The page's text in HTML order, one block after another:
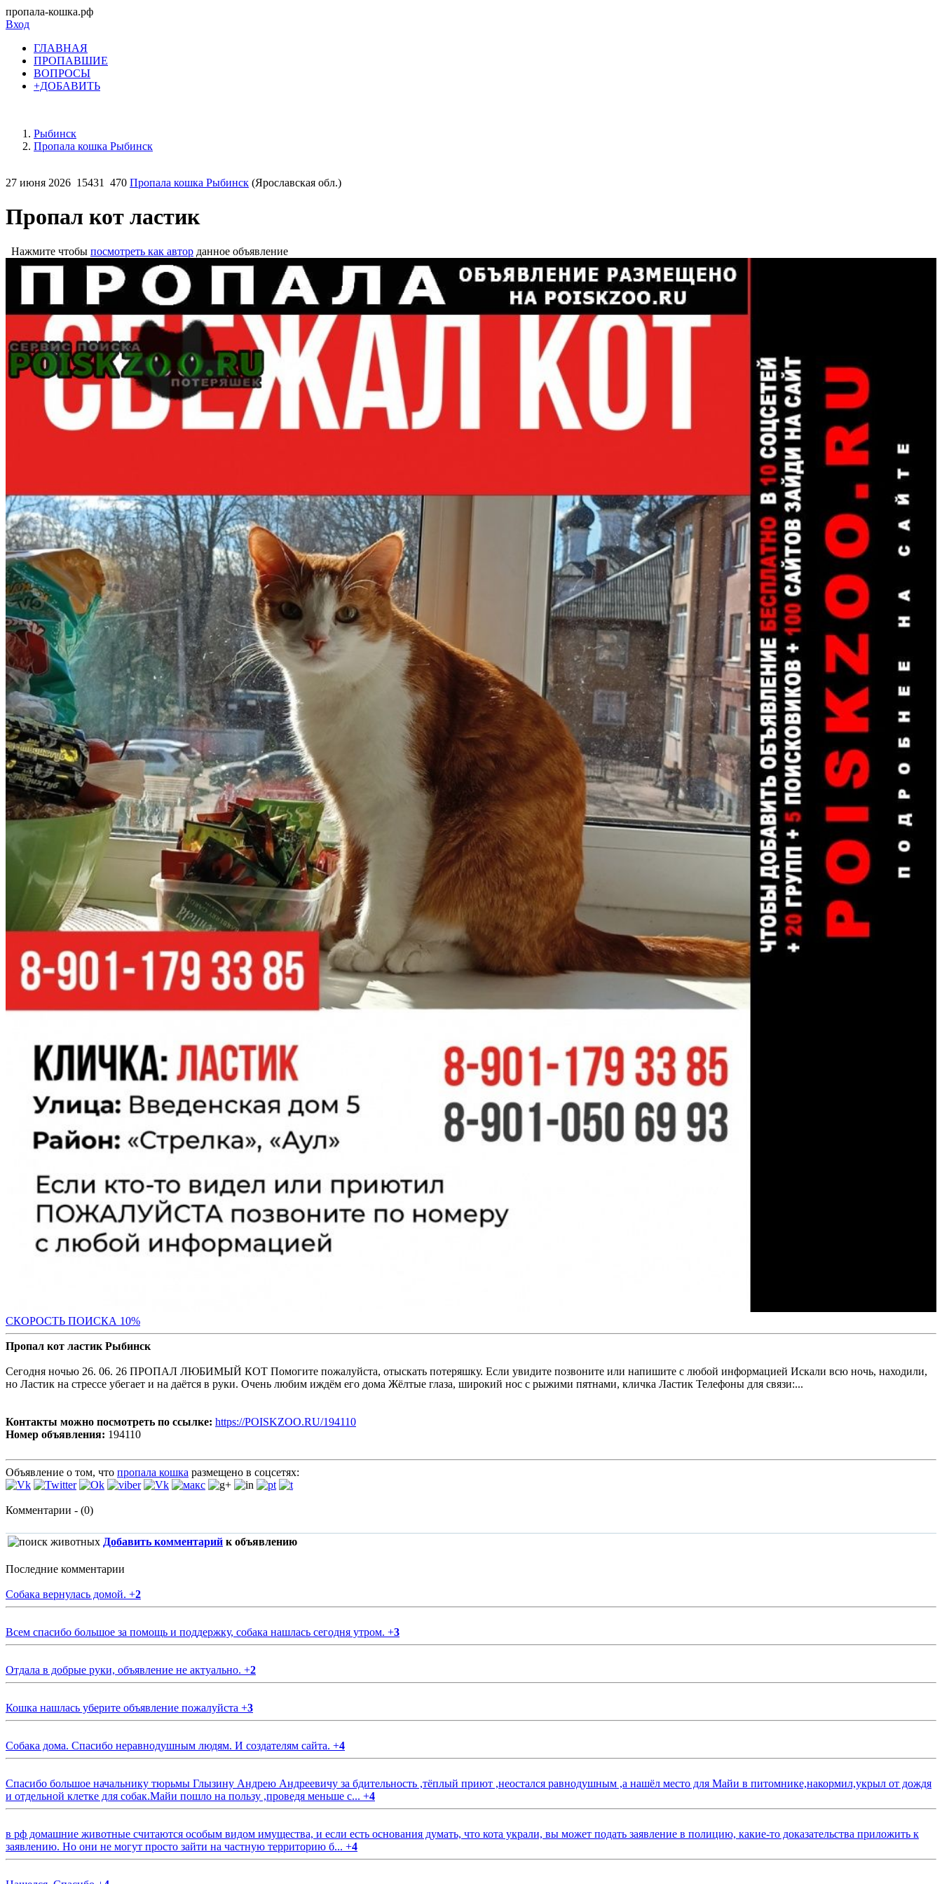
пропала-кошка.рф
Вход
ГЛАВНАЯ
ПРОПАВШИЕ
ВОПРОСЫ
+ДОБАВИТЬ
Рыбинск
Пропала кошка Рыбинск
27 июня 2026 15431 470 Пропала кошка Рыбинск (Ярославская обл.)
Пропал кот ластик
Нажмите чтобы посмотреть как автор данное объявление
СКОРОСТЬ ПОИСКА 10%
Пропал кот ластик Рыбинск
Сегодня ночью 26. 06. 26 ПРОПАЛ ЛЮБИМЫЙ КОТ Помогите пожалуйста, отыскать потеряшку. Если увидите позвоните или напишите с любой информацией Искали всю ночь, находили,
но Ластик на стрессе убегает и на даётся в руки. Очень любим иждём его дома Жёлтые глаза, широкий нос с рыжими пятнами, кличка Ластик Телефоны для связи:...
Контакты можно посмотреть по ссылке: https://POISKZOO.RU/194110
Номер объявления: 194110
Объявление о том, что пропала кошка размещено в соцсетях:
Комментарии - (0)
Добавить комментарий к объявлению
Последние комментарии
Собака вернулась домой. +2
Всем спасибо большое за помощь и поддержку, собака нашлась сегодня утром. +3
Отдала в добрые руки, объявление не актуально. +2
Кошка нашлась уберите объявление пожалуйста +3
Собака дома. Спасибо неравнодушным людям. И создателям сайта. +4
Спасибо большое начальнику тюрьмы Глызину Андрею Андреевичу за бдительность ,тёплый приют ,неостался равнодушным ,а нашёл место для Майи в питомнике,накормил,укрыл от дождя
и отдельной клетке для собак.Майи пошло на пользу ,проведя меньше с... +4
в рф домашние животные считаются особым видом имущества, и если есть основания думать, что кота украли, вы может подать заявление в полицию, какие-то доказательства приложить к
заявлению. Но они не могут просто зайти на частную территорию б... +4